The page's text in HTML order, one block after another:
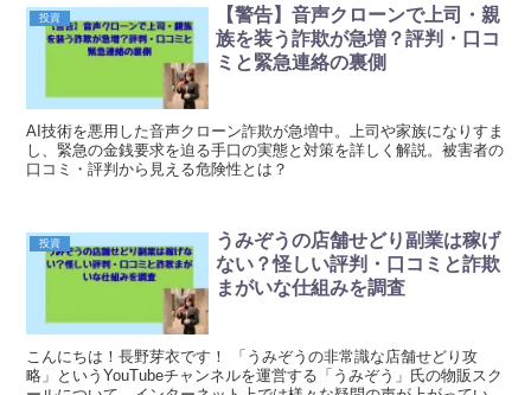
投資
【警告】音声クローンで上司・親
族を装う詐欺が急増？評判・口コ
ミと緊急連絡の裏側
AI技術を悪用した音声クローン詐欺が急増中。上司や家族になりすま
し、緊急の金銭要求を迫る手口の実態と対策を詳しく解説。被害者の
口コミ・評判から見える危険性とは？
投資
うみぞうの店舗せどり副業は稼げ
ない？怪しい評判・口コミと詐欺
まがいな仕組みを調査
こんにちは！長野芽衣です！ 「うみぞうの非常識な店舗せどり攻
略」というYouTubeチャンネルを運営する「うみぞう」氏の物販スク